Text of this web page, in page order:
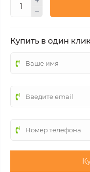
Купить в один клик